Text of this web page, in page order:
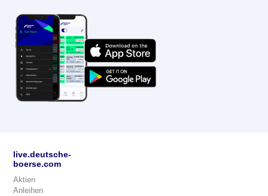
live.deutsche-
boerse.com
Aktien
Anleihen